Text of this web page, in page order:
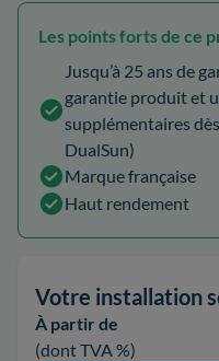
Votre installation
À partir de
(dont TVA %)
Les points forts de ce
Jusqu’à 25 ans de
garantie produit et
supplémentaires
DualSun)
Marque française
Haut rendement